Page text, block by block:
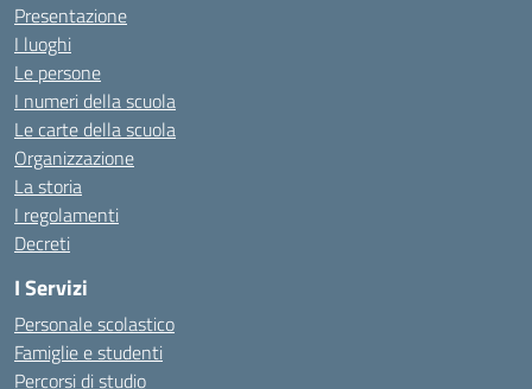
Presentazione
I luoghi
Le persone
I numeri della scuola
Le carte della scuola
Organizzazione
La storia
I regolamenti
Decreti
I Servizi
Personale scolastico
Famiglie e studenti
Percorsi di studio